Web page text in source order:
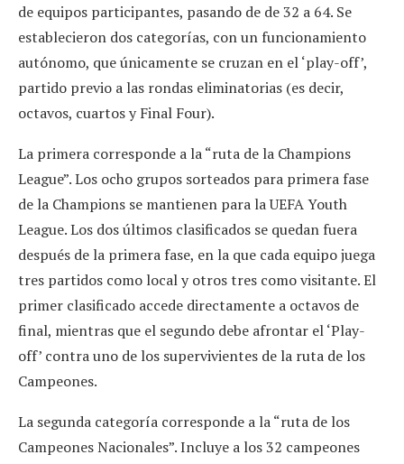
de equipos participantes, pasando de de 32 a 64. Se
establecieron dos categorías, con un funcionamiento
autónomo, que únicamente se cruzan en el ‘play-off’,
partido previo a las rondas eliminatorias (es decir,
octavos, cuartos y Final Four).
La primera corresponde a la “ruta de la Champions
League”. Los ocho grupos sorteados para primera fase
de la Champions se mantienen para la UEFA Youth
League. Los dos últimos clasificados se quedan fuera
después de la primera fase, en la que cada equipo juega
tres partidos como local y otros tres como visitante. El
primer clasificado accede directamente a octavos de
final, mientras que el segundo debe afrontar el ‘Play-
off’ contra uno de los supervivientes de la ruta de los
Campeones.
La segunda categoría corresponde a la “ruta de los
Campeones Nacionales”. Incluye a los 32 campeones